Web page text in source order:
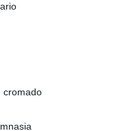
cromado